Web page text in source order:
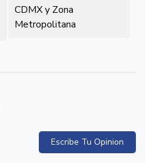
CDMX y Zona
Metropolitana
Escribe Tu Opinion